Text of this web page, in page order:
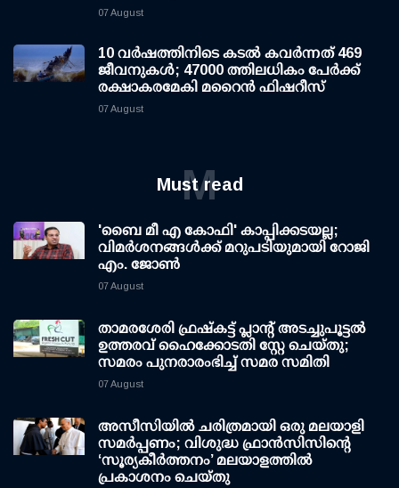
07 August
10 വര്‍ഷത്തിനിടെ കടല്‍ കവര്‍ന്നത് 469
ജീവനുകള്‍; 47000 ത്തിലധികം പേര്‍ക്ക്
രക്ഷാകരമേകി മറൈന്‍ ഫിഷറീസ്
07 August
Must read
M
'ബൈ മീ എ കോഫി' കാപ്പിക്കടയല്ല;
വിമര്‍ശനങ്ങള്‍ക്ക് മറുപടിയുമായി റോജി
എം. ജോണ്‍
07 August
താമരശേരി ഫ്രഷ്കട്ട് പ്ലാന്റ് അടച്ചുപൂട്ടൽ
ഉത്തരവ് ഹൈക്കോടതി സ്റ്റേ ചെയ്തു;
സമരം പുനരാരംഭിച്ച് സമര സമിതി
07 August
അസീസിയിൽ ചരിത്രമായി ഒരു മലയാളി
സമർപ്പണം; വിശുദ്ധ ഫ്രാൻസിസിന്റെ
‘സൂര്യകീർത്തനം’ മലയാളത്തിൽ
പ്രകാശനം ചെയ്തു